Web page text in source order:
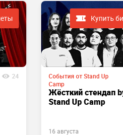
24
Купить
События от Stand Up
Camp
Жёсткий стендап
Stand Up Camp
16 августа